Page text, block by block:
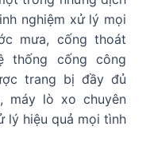
nghiệm xử lý mọi
mưa, cống thoát
thống cống công
trang bị đầy đủ
máy lò xo chuyên
lý hiệu quả mọi tình